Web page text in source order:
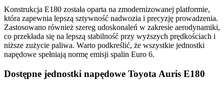
Konstrukcja E180 została oparta na zmodernizowanej platformie,
która zapewnia lepszą sztywność nadwozia i precyzję prowadzenia.
Zastosowano również szereg udoskonaleń w zakresie aerodynamiki,
co przekłada się na lepszą stabilność przy wyższych prędkościach i
niższe zużycie paliwa. Warto podkreślić, że wszystkie jednostki
napędowe spełniają normę emisji spalin Euro 6.
Dostępne jednostki napędowe Toyota Auris E180